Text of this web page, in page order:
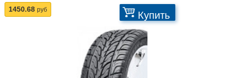
1450.68 руб Купить